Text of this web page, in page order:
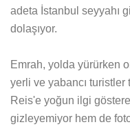
adeta İstanbul seyyahı
dolaşıyor.
Emrah, yolda yürürken
yerli ve yabancı turistler
Reis'e yoğun ilgi
gizleyemiyor hem de